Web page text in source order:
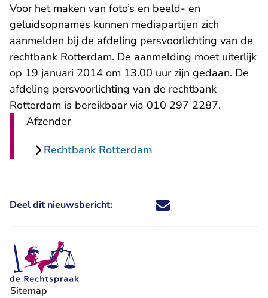
Voor het maken van foto’s en beeld- en
geluidsopnames kunnen mediapartijen zich
aanmelden bij de afdeling persvoorlichting van de
rechtbank Rotterdam. De aanmelding moet uiterlijk
op 19 januari 2014 om 13.00 uur zijn gedaan. De
afdeling persvoorlichting van de rechtbank
Rotterdam is bereikbaar via 010 297 2287.
Afzender
Rechtbank Rotterdam
Deel dit nieuwsbericht: Deel dit nieuwsbericht via X -
Deel dit nieuwsbericht via
Deel dit nieuwsbericht
Deel dit
Sitemap